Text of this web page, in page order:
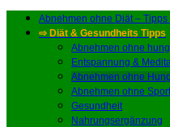
Abnehmen ohne Diät –
⇨ Diät & Gesundheits Tipps
Abnehmen ohne
Entspannung &
Abnehmen ohne
Abnehmen ohne Sport
Gesundheit
Nahrungsergänzung